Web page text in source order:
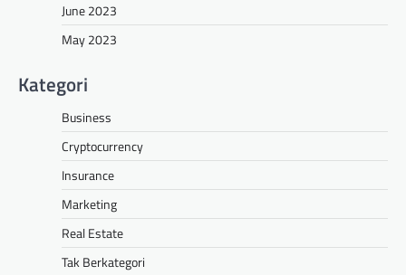
June 2023
May 2023
Kategori
Business
Cryptocurrency
Insurance
Marketing
Real Estate
Tak Berkategori